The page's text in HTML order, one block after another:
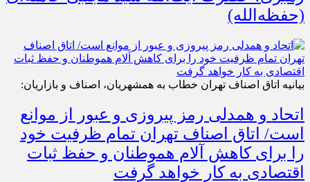
(حفظه‌الله)
بیانیه اتاق اصناف تهران خطاب به همشهریان، اصناف و بازاریان:
اتحاد و همدلی رمز پیروزی و عبور از موانع
است/ اتاق اصناف تهران تمام ظرفیت خود
را برای کاهش آلام هموطنان و حفظ ثبات
اقتصادی به کار خواهد گرفت